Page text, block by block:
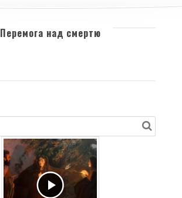
Перемога над смертю